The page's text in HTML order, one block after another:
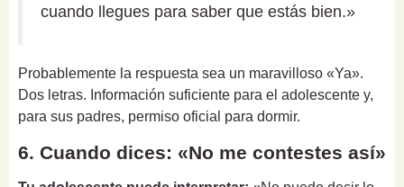
cuando llegues para saber que estás bien.»
Probablemente la respuesta sea un maravilloso «Ya».
Dos letras. Información suficiente para el adolescente y,
para sus padres, permiso oficial para dormir.
6. Cuando dices: «No me contestes así»